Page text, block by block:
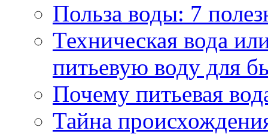
Польза воды: 7
Техническая вода
питьевую воду для
Почему питьевая
Тайна